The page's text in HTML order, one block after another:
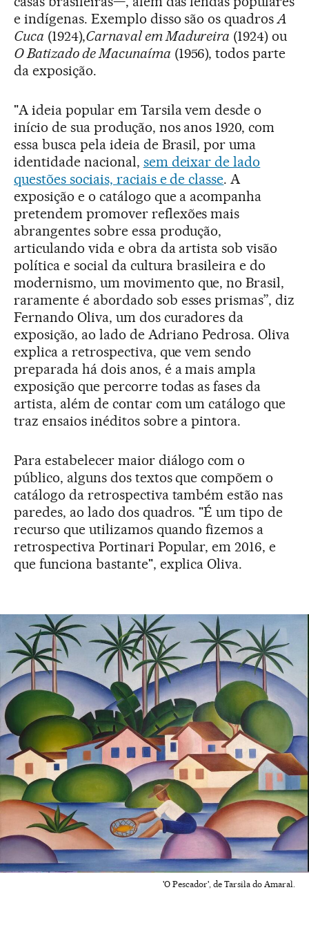
e indígenas. Exemplo disso são os quadrosA
Cuca (1924),Carnaval em Madureira (1924) ou
O Batizado de Macunaíma (1956), todos parte
da exposição.
"A ideia popular em Tarsila vem desde o
início de sua produção, nos anos 1920, com
essa busca pela ideia de Brasil, por uma
identidade nacional, sem deixar de lado
questões sociais, raciais e de classe. A
exposição e o catálogo que a acompanha
pretendem promover reflexões mais
abrangentes sobre essa produção,
articulando vida e obra da artista sob visão
política e social da cultura brasileira e do
modernismo, um movimento que, no Brasil,
raramente é abordado sob esses prismas”, diz
Fernando Oliva, um dos curadores da
exposição, ao lado de Adriano Pedrosa. Oliva
explica a retrospectiva, que vem sendo
preparada há dois anos, é a mais ampla
exposição que percorre todas as fases da
artista, além de contar com um catálogo que
traz ensaios inéditos sobre a pintora.
Para estabelecer maior diálogo com o
público, alguns dos textos que compõem o
catálogo da retrospectiva também estão nas
paredes, ao lado dos quadros. "É um tipo de
recurso que utilizamos quando fizemos a
retrospectiva Portinari Popular, em 2016, e
que funciona bastante", explica Oliva.
'O Pescador', de Tarsila do Amaral.